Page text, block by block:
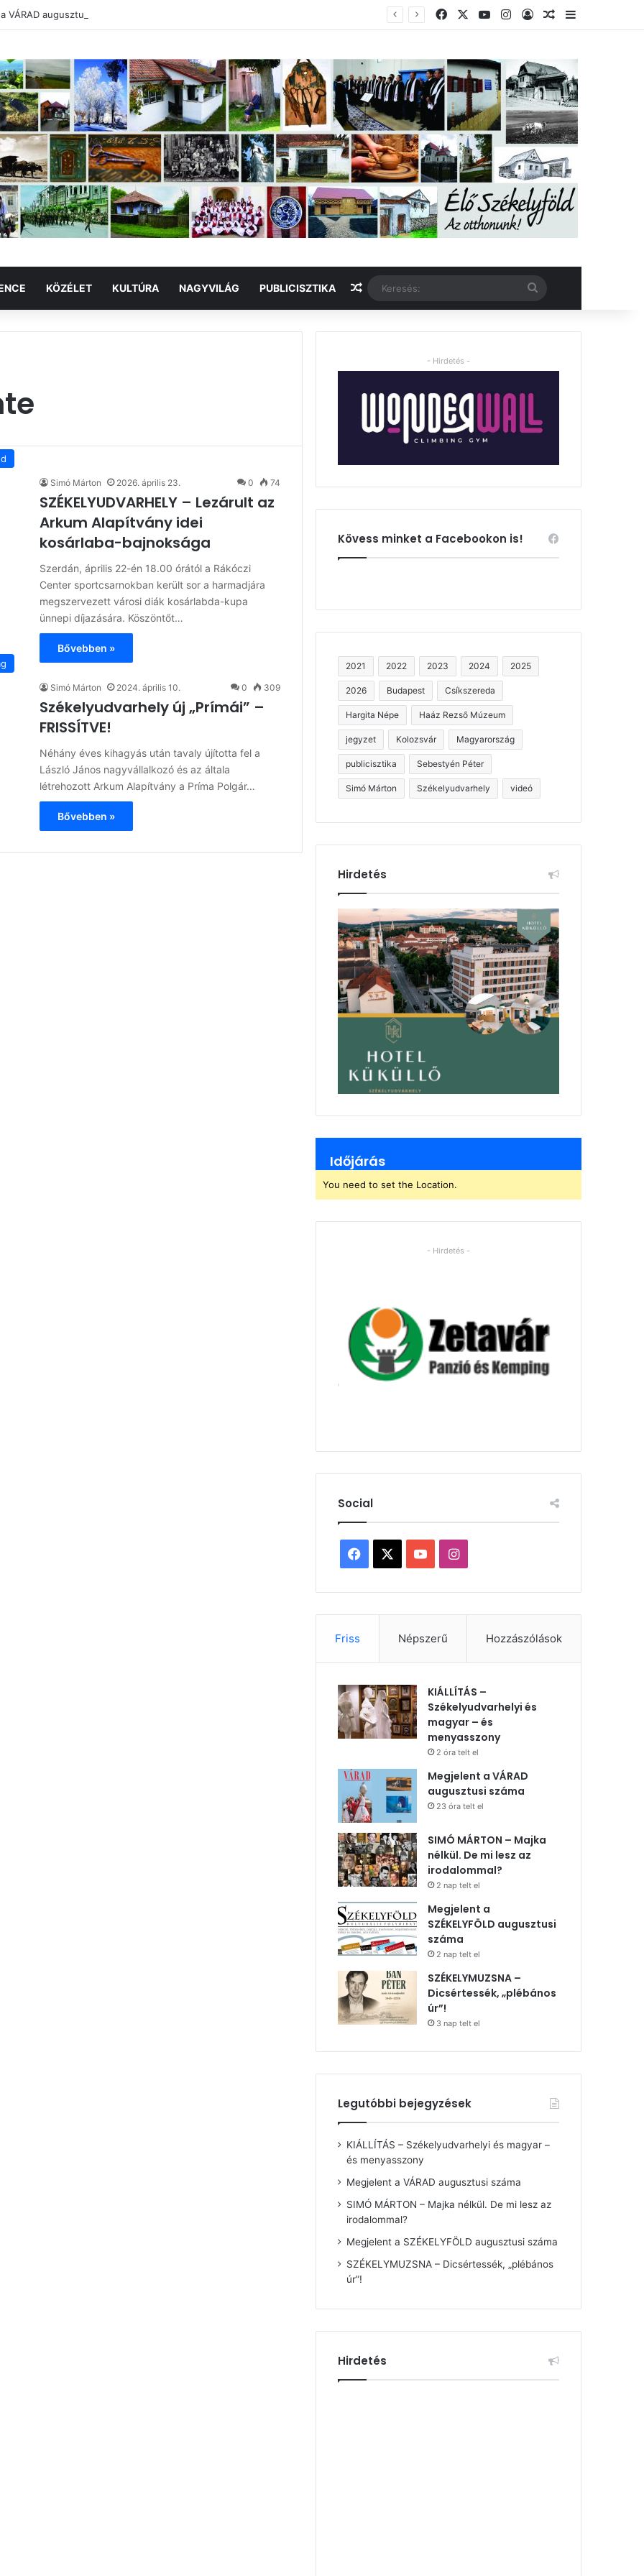
VÁRAD augusztusi száma FacebookYouTubeInstagram
BelépésVéletlen cikk
Oldalsáv
KÖZÉLET KULTÚRA NAGYVILÁG PUBLICISZTIKA Véletlen cikk Keresés:
Simó Márton 2026. április 23. 0 74
SZÉKELYUDVARHELY – Lezárult az
Arkum Alapítvány idei
kosárlaba-bajnoksága
Szerdán, április 22-én 18.00 órától a Rákóczi
Center sportcsarnokban került sor a harmadjára
megszervezett városi diák kosárlabda-kupa
ünnepi díjazására. Köszöntőt…
Bővebben »
Simó Márton 2024. április 10. 0 309
Székelyudvarhely új „Prímái” –
FRISSÍTVE!
Néhány éves kihagyás után tavaly újította fel a
László János nagyvállalkozó és az általa
létrehozott Arkum Alapítvány a Príma Polgár…
Bővebben »
- Hirdetés -
Kövess minket a Facebookon is!
2021 2022 2023 2024 2025
2026 Budapest Csíkszereda
Hargita Népe Haáz Rezső Múzeum
jegyzet Kolozsvár Magyarország
publicisztika Sebestyén Péter
Simó Márton Székelyudvarhely videó
Hirdetés
Időjárás
You need to set the Location.
- Hirdetés -
Social
Facebook YouTubeInstagram
Friss Népszerű Hozzászólások
KIÁLLÍTÁS –
Székelyudvarhelyi és
magyar – és
menyasszony
2 óra telt el
Megjelent a VÁRAD
augusztusi száma
23 óra telt el
SIMÓ MÁRTON – Majka
nélkül. De mi lesz az
irodalommal?
2 nap telt el
Megjelent a
SZÉKELYFÖLD augusztusi
száma
2 nap telt el
SZÉKELYMUZSNA –
Dicsértessék, „plébános
úr”!
3 nap telt el
Legutóbbi bejegyzések
KIÁLLÍTÁS – Székelyudvarhelyi és magyar –
és menyasszony
Megjelent a VÁRAD augusztusi száma
SIMÓ MÁRTON – Majka nélkül. De mi lesz az
irodalommal?
Megjelent a SZÉKELYFÖLD augusztusi száma
SZÉKELYMUZSNA – Dicsértessék, „plébános
úr”!
Hirdetés